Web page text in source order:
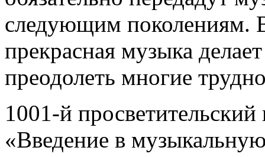
следующим поколениям.
прекрасная музыка
преодолеть многие
1001-й
«Введение в